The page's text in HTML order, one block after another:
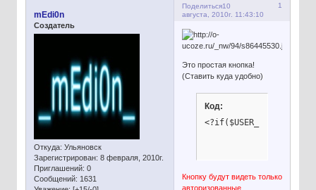
Поделиться 1
10
августа, 2010г. 11:43:10
mEdi0n
Создатель
Откуда: Ульяновск
Зарегистрирован: 8 февраля, 2010г.
Приглашений: 0
Сообщений: 1631
Это простая кнопка!
(Ставить куда удобно)
Код:
Кнопку будут видеть только
авторизованные